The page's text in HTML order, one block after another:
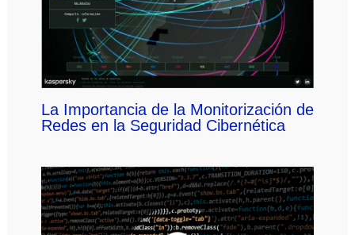
La Importancia de la Monitorización de
Redes en la Seguridad Cibernética